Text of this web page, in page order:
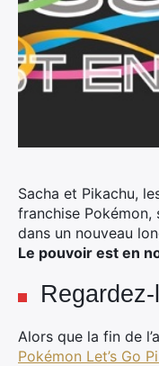
Sacha et Pikachu,
franchise
dans un nouveau
Le pouvoir est en
Alors que la fin de
Pokémon Let’s Go